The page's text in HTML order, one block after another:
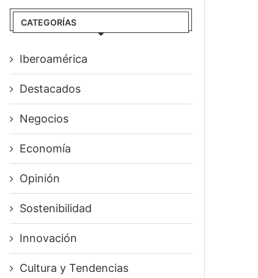
CATEGORÍAS
Iberoamérica
Destacados
Negocios
Economía
Opinión
Sostenibilidad
Innovación
⁠Cultura y Tendencias